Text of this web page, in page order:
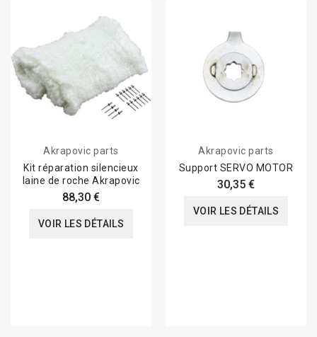
Akrapovic parts
Kit réparation silencieux
laine de roche Akrapovic
88,30 €
VOIR LES DÉTAILS
Akrapovic parts
Support SERVO MOTOR
30,35 €
VOIR LES DÉTAILS